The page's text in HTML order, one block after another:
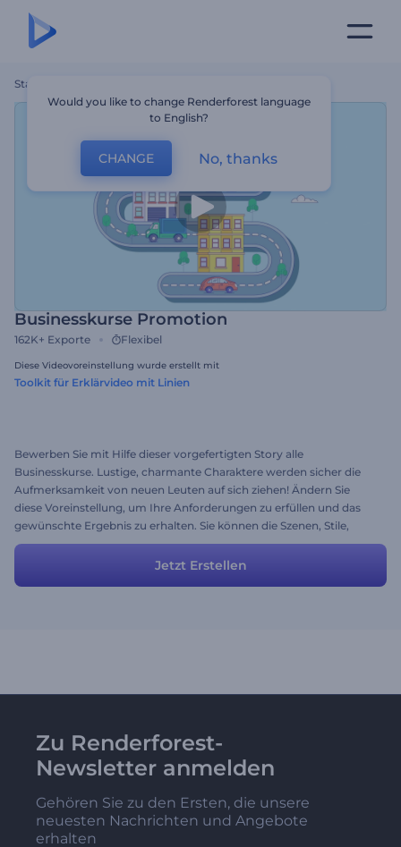
Startseite
Businesskurse Promotion
162K+ Exporte Flexibel
Diese Videovoreinstellung wurde erstellt mit
Toolkit für Erklärvideo mit Linien
Bewerben Sie mit Hilfe dieser vorgefertigten Story alle
Businesskurse. Lustige, charmante Charaktere werden sicher die
Aufmerksamkeit von neuen Leuten auf sich ziehen! Ändern Sie
diese Voreinstellung, um Ihre Anforderungen zu erfüllen und das
gewünschte Ergebnis zu erhalten. Sie können die Szenen, Stile,
Farben und Musik frei ändern und viel Spaß haben!
Jetzt Erstellen
Zu Renderforest-
Newsletter anmelden
Gehören Sie zu den Ersten, die unsere
neuesten Nachrichten und Angebote
erhalten
Would you like to change Renderforest language
to English?
CHANGE No, thanks